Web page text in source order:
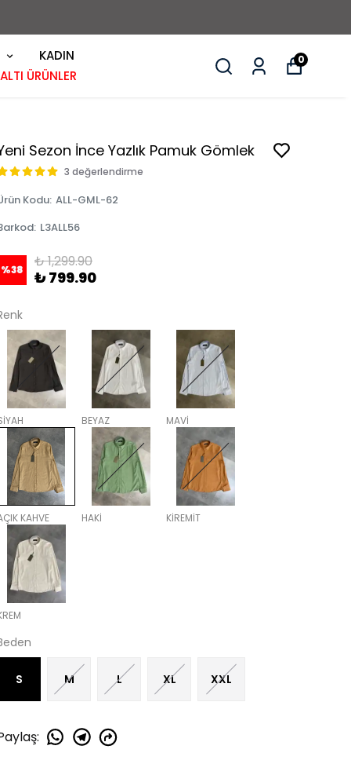
KADIN
ÜRÜNLER
0
Sezon İnce Yazlık Pamuk Gömlek
3 değerlendirme
Kodu: ALL-GML-62
: L3ALL56
%38 ₺ 1,299.90
₺ 799.90
BEYAZ MAVİ
KAHVE HAKİ KİREMİT
S M L XL XXL
: